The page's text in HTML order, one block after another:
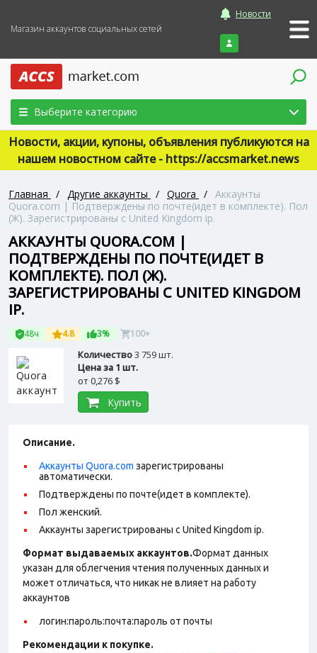
Магазин аккаунтов социальных сетей
Новости
Войти
Выберите категорию
Новости, акции, купоны, объявления публикуются на
нашем новостном сайте - https://accsmarket.news
Главная / Другие аккаунты / Quora / Аккаунты
Quora.com | Подтверждены по почте(идет в комплекте). Пол
(Ж). Зарегистрированы с United Kingdom ip.
АККАУНТЫ QUORA.COM |
ПОДТВЕРЖДЕНЫ ПО ПОЧТЕ(ИДЕТ В
КОМПЛЕКТЕ). ПОЛ (Ж).
ЗАРЕГИСТРИРОВАНЫ С UNITED KINGDOM
IP.
48ч 4.8 3% 100+
Количество3 759 шт.
Цена за 1 шт.
от0,276 $
Купить
Описание.
Аккаунты Quora.com зарегистрированы
автоматически.
Подтверждены по почте(идет в комплекте).
Пол женский.
Аккаунты зарегистрированы с United Kingdom ip.
Формат выдаваемых аккаунтов.Формат данных
указан для облегчения чтения полученных данных и
может отличаться, что никак не влияет на работу
аккаунтов
логин:пароль:почта:пароль от почты
Рекомендации к покупке.